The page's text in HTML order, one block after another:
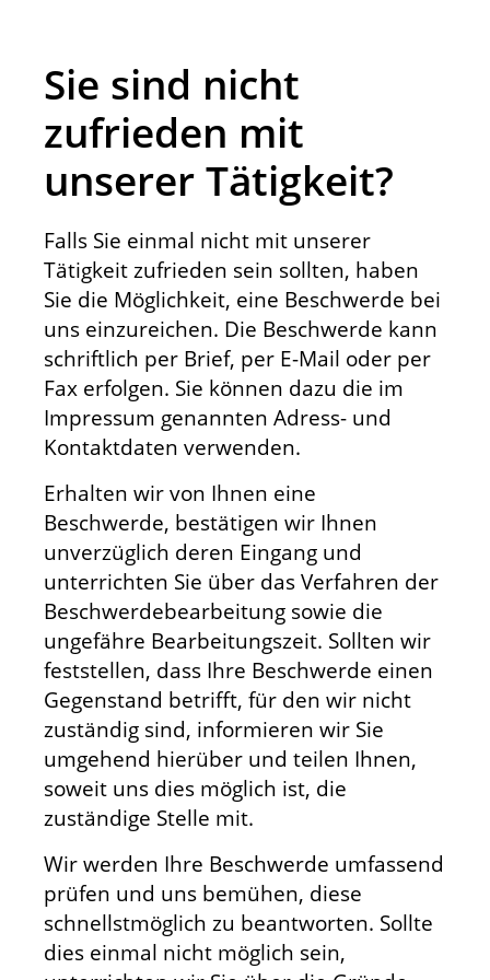
Sie sind nicht
zufrieden mit
unserer Tätigkeit?
Falls Sie einmal nicht mit unserer
Tätigkeit zufrieden sein sollten, haben
Sie die Möglichkeit, eine Beschwerde bei
uns einzureichen. Die Beschwerde kann
schriftlich per Brief, per E-Mail oder per
Fax erfolgen. Sie können dazu die im
Impressum genannten Adress- und
Kontaktdaten verwenden.
Erhalten wir von Ihnen eine
Beschwerde, bestätigen wir Ihnen
unverzüglich deren Eingang und
unterrichten Sie über das Verfahren der
Beschwerdebearbeitung sowie die
ungefähre Bearbeitungszeit. Sollten wir
feststellen, dass Ihre Beschwerde einen
Gegenstand betrifft, für den wir nicht
zuständig sind, informieren wir Sie
umgehend hierüber und teilen Ihnen,
soweit uns dies möglich ist, die
zuständige Stelle mit.
Wir werden Ihre Beschwerde umfassend
prüfen und uns bemühen, diese
schnellstmöglich zu beantworten. Sollte
dies einmal nicht möglich sein,